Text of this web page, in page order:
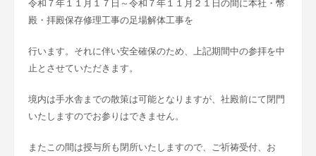
令和７年１１月１７日～令和７年１１月２１日の間に本社・幣
殿・拝殿保存修理工事の足場解体工事を
行います。それに伴い安全確保のため、上記期間中の参拝を中
止とさせていただきます。
境内は手水舎までの散策は可能となりますが、社殿前にて閉門
いたしますのでお参りはできません。
またこの間は授与所も閉所いたしますので、ご祈祷受付、お